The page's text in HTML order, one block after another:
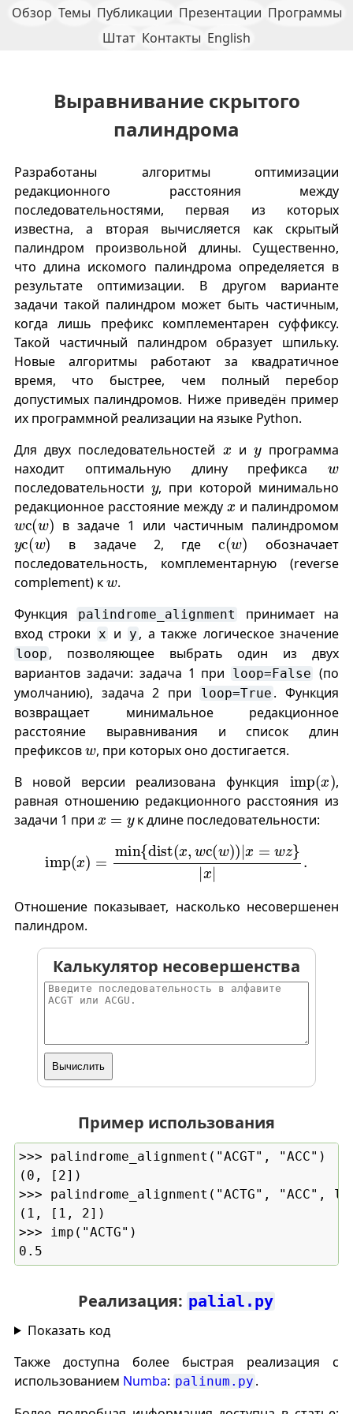
English
Обзор Темы Публикации Презентации Программы
Штат Контакты
Выравнивание скрытого
палиндрома
Разработаны алгоритмы оптимизации
редакционного расстояния между
последовательностями, первая из которых
известна, а вторая вычисляется как скрытый
палиндром произвольной длины. Существенно,
что длина искомого палиндрома определяется в
результате оптимизации. В другом варианте
задачи такой палиндром может быть частичным,
когда лишь префикс комплементарен суффиксу.
Такой частичный палиндром образует шпильку.
Новые алгоритмы работают за квадратичное
время, что быстрее, чем полный перебор
допустимых палиндромов. Ниже приведён пример
их программной реализации на языке Python.
Для двух последовательностей
и программа
находит оптимальную длину префикса
w
последовательности
y
, при которой минимально
редакционное расстояние между
x
и палиндромом
wc(w)
в задаче 1 или частичным палиндромом
yc(w)
в задаче 2, где
c(w)
обозначает
последовательность, комплементарную (reverse
complement) к
w
.
Функция
palindrome_alignment
принимает на
вход строки x и y , а также логическое значение
loop , позволяющее выбрать один из двух
вариантов задачи: задача 1 при
loop=False (по
умолчанию), задача 2 при
loop=True . Функция
возвращает минимальное редакционное
расстояние выравнивания и список длин
префиксов
w
, при которых оно достигается.
В новой версии реализована функция
imp ( )
,
равная отношению редакционного расстояния из
задачи 1 при
x=y
к длине последовательности:
min{dist(x,w c(w))|x=wz} |x|
Отношение показывает, насколько несовершенен
палиндром.
Калькулятор несовершенства
Вычислить
Пример использования
>>> palindrome_alignment("ACGT", "ACC")
(0, [2])
>>> palindrome_alignment("ACTG", "ACC",
(1, [1, 2])
>>> imp("ACTG")
Реализация: palial.py
Показать код
Также доступна более быстрая реализация с
использованием Numba: palinum.py .